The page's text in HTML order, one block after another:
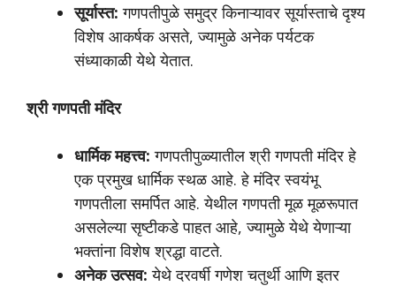
सूर्यास्त:गणपतीपुळे समुद्र किनाऱ्यावर सूर्यास्ताचे दृश्य
विशेष आकर्षक असते, ज्यामुळे अनेक पर्यटक
संध्याकाळी येथे येतात.
श्री गणपती मंदिर
धार्मिक महत्त्व: गणपतीपुळ्यातील श्री गणपती मंदिर हे
एक प्रमुख धार्मिक स्थळ आहे. हे मंदिर स्वयंभू
गणपतीला समर्पित आहे. येथील गणपती मूळ मूळरूपात
असलेल्या सृष्टीकडे पाहत आहे, ज्यामुळे येथे येणाऱ्या
भक्तांना विशेष श्रद्धा वाटते.
अनेक उत्सव: येथे दरवर्षी गणेश चतुर्थी आणि इतर